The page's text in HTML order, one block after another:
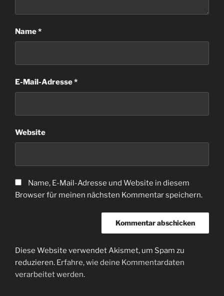
Name*
E-Mail-Adresse*
Website
Name, E-Mail-Adresse und Website in diesem
Browser für meinen nächsten Kommentar speichern.
Diese Website verwendet Akismet, um Spam zu
reduzieren. Erfahre, wie deine Kommentardaten
verarbeitet werden.